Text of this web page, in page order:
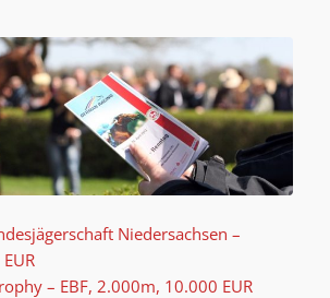
Niedersachsen –
– EBF, 2.000m, 10.000 EUR